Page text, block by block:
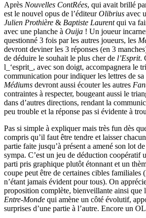
Après Nouvelles ContRées, qui avait brillé
est le nouvel opus de l’éditeurOlibrius avec
Julien Prothière & Baptiste Laurentqui va
avec une planche à Ouija ! Un joueur
questionné 3 fois par les autres joueurs, les
devront deviner les 3 réponses (en 3
de déduire le souhait le plus cher de l’Esprit.
l_‘esprit_, avec son doigt, accompagnera le
communication pour indiquer les lettres de sa
Médiums devront aussi écouter les autres
contraintes à respecter, bougeant aussi le
dans d’autres directions, rendant la
peu trouble et la réponse pas si évidente à
Pas si simple à expliquer mais très fun dès
compris qu’il faut être tendre et laisser
partie faite jusqu’à présent a amené son lot
sympa. C’est un jeu de déduction coopératif
parti pris graphique plutôt étonnant et un
coupe peut être de certaines cibles familiales
n’étant jamais évident pour tous). On
proposition complète, bienveillante ainsi que
Entre-Monde qui amène un côté évolutif,
surprises d’une partie à l’autre. Encore un